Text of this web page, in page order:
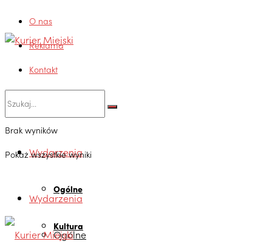
O nas
Reklama
Kontakt
Brak wyników
Pokaż wszystkie wyniki
Wydarzenia
Ogólne
Kultura
Wydarzenia
Ogólne